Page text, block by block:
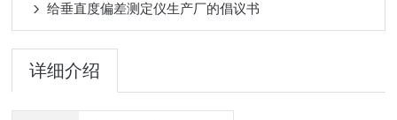
给垂直度偏差测定仪生产厂的倡议书
详细介绍